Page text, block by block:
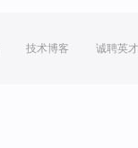
技术博客 诚聘英才